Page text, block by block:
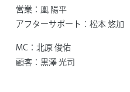
営業： 凰 陽平
アフターサポート： 松本 悠加
MC： 北原 俊佑
顧客： 黒澤 光司